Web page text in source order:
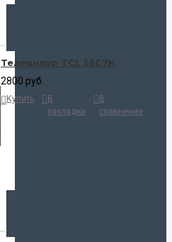
Телевизор TCL 55C7K
2800 руб.
Купить
В
закладки
В
сравнение